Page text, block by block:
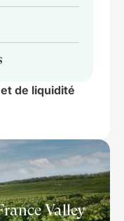
de liquidité
Valley